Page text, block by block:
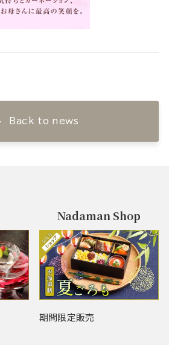
Back to news
Nadaman Shop
期間限定販売